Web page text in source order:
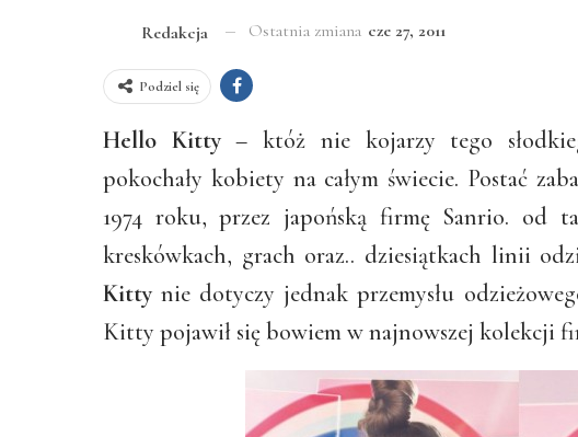
Redakcja Ostatnia zmiana cze 27, 2011
Podziel się
Hello Kitty– któż nie kojarzy tego
pokochały kobiety na całym świecie. Postać
1974 roku, przez japońską firmę Sanrio. od
kreskówkach, grach oraz.. dziesiątkach linii
Kitty nie dotyczy jednak przemysłu
Kitty pojawił się bowiem w najnowszej kolekcji